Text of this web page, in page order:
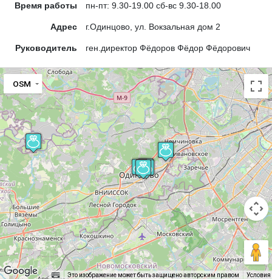
Время работы пн-пт: 9.30-19.00 сб-вс 9.30-18.00
Адрес г.Одинцово, ул. Вокзальная дом 2
Руководитель ген.директор Фёдоров Фёдор Фёдорович
OSM
Это изображение может быть защищено авторским правом Условия